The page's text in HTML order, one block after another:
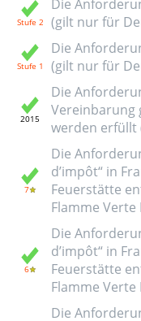
Die
(gilt nur für
Die
(gilt nur für
Die
Vereinbarung
werden erfüllt
Die
d’impôt“ in
Feuerstätte
Flamme Verte
Die
d’impôt“ in
Feuerstätte
Flamme Verte
Die